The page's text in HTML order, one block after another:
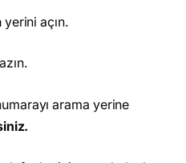
yerini açın.
arama yerine